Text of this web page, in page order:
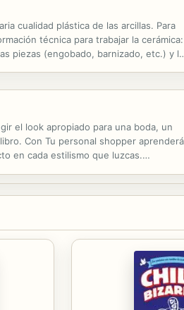
cualidad plástica de las arcillas. Para
técnica para trabajar la cerámica:
piezas (engobado, barnizado, etc.) y
el look apropiado para una boda, un
Con Tu personal shopper
en cada estilismo que luzcas.